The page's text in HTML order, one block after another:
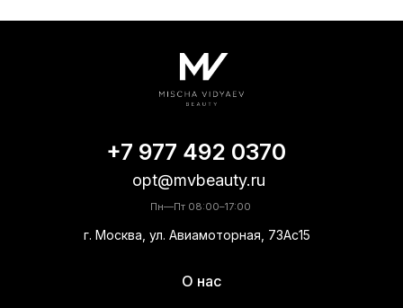
г. Москва, ул. Авиамоторная, 73Ас15
opt@mvbeauty.ru
+7 977 492 0370
Пн—Пт 08:00–17:00
О нас